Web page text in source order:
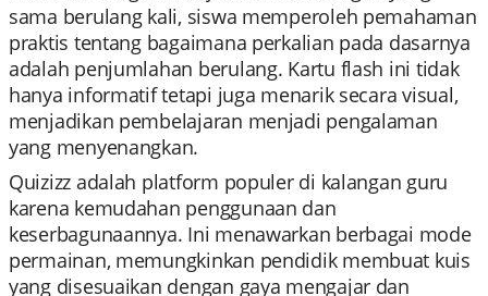
sama berulang kali, siswa memperoleh pemahaman
praktis tentang bagaimana perkalian pada dasarnya
adalah penjumlahan berulang. Kartu flash ini tidak
hanya informatif tetapi juga menarik secara visual,
menjadikan pembelajaran menjadi pengalaman
yang menyenangkan.
Quizizz adalah platform populer di kalangan guru
karena kemudahan penggunaan dan
keserbagunaannya. Ini menawarkan berbagai mode
permainan, memungkinkan pendidik membuat kuis
yang disesuaikan dengan gaya mengajar dan